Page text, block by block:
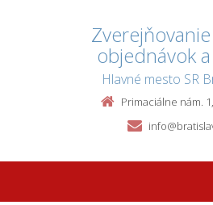
objednávok
Hlavné mesto SR
Primaciálne nám.